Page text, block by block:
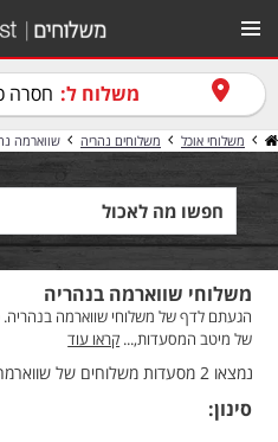
משלוח ל: חסרה
משלוחי אוכל משלוחים נהריה שווארמה
משלוחי שווארמה בנהריה
הגעתם לדף של משלוחי שווארמה בנהריה.
של מיטב המסעדות,... קראו עוד
נמצאו 2 מסעדות משלוחים של שווארמה בנהריה
סינון: